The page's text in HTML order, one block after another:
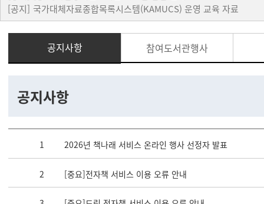
[공지] 국가대체자료종합목록시스템(KAMUCS) 운영 교육 자료
공지사항
공지사항
1 2026년 책나래 서비스 온라인 행사 선정자 발표
2 [중요]전자책 서비스 이용 오류 안내
참여도서관행사